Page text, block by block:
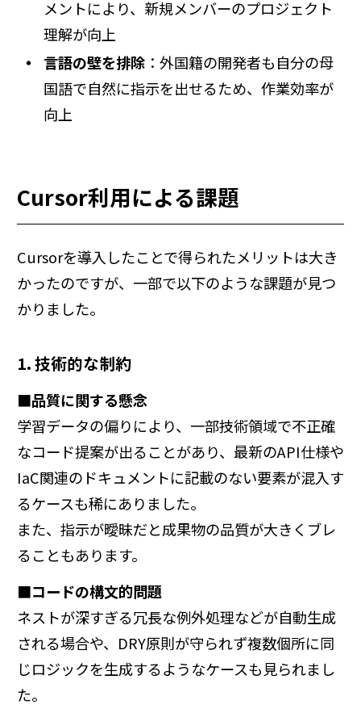
メントにより、新規メンバーのプロジェクト
理解が向上
言語の壁を排除：外国籍の開発者も自分の母
国語で自然に指示を出せるため、作業効率が
向上
Cursor利用による課題
Cursorを導入したことで得られたメリットは大き
かったのですが、一部で以下のような課題が見つ
かりました。
1. 技術的な制約
■品質に関する懸念
学習データの偏りにより、一部技術領域で不正確
なコード提案が出ることがあり、最新のAPI仕様や
IaC関連のドキュメントに記載のない要素が混入す
るケースも稀にありました。
また、指示が曖昧だと成果物の品質が大きくブレ
ることもあります。
■コードの構文的問題
ネストが深すぎる冗長な例外処理などが自動生成
される場合や、DRY原則が守られず複数個所に同
じロジックを生成するようなケースも見られまし
た。